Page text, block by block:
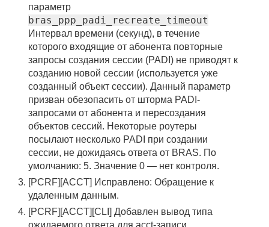
параметр
bras_ppp_padi_recreate_timeout
Интервал времени (секунд), в течение
которого входящие от абонента повторные
запросы создания сессии (PADI) не приводят к
созданию новой сессии (используется уже
созданный объект сессии). Данный параметр
призван обезопасить от шторма PADI-
запросами от абонента и пересоздания
объектов сессий. Некоторые роутеры
посылают несколько PADI при создании
сессии, не дожидаясь ответа от BRAS. По
умолчанию: 5. Значение 0 — нет контроля.
[PCRF][ACCT] Исправлено: Обращение к
удаленным данным.
[PCRF][ACCT][CLI] Добавлен вывод типа